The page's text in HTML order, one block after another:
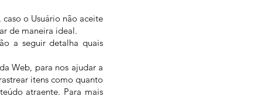
o Usuário não aceite
de maneira ideal.
a seguir detalha quais
Web, para nos ajudar a
itens como quanto
atraente. Para mais